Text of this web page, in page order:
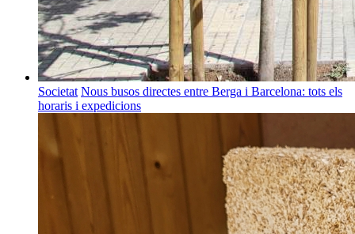
Societat Nous busos directes entre Berga i Barcelona: tots els
horaris i expedicions